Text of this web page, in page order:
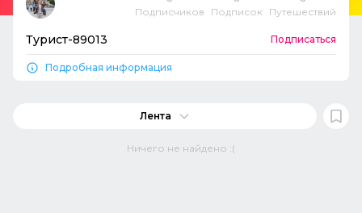
Подписчиков Подписок Путешествий
Турист-89013 Подписаться
Подробная информация
Лента
Ничего не найдено :(